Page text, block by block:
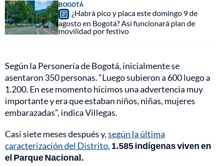
BOGOTÁ
¿Habrá pico y placa este domingo 9 de
agosto en Bogotá? Así funcionará plan de
movilidad por festivo
Según la Personería de Bogotá, inicialmente se
asentaron 350 personas. “Luego subieron a 600 luego a
1.200. En ese momento hicimos una advertencia muy
importante y era que estaban niños, niñas, mujeres
embarazadas”, indica Villegas.
Casi siete meses después y,según la última
caracterización del Distrito, 1.585 indígenas viven en
el Parque Nacional.